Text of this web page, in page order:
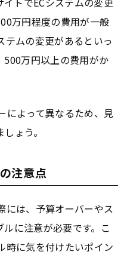
万円程度の費用が一般
テムの変更があるといっ
500万円以上の費用がか
によって異なるため、見
ょう。
注意点
には、予算オーバーやス
に注意が必要です。こ
時に気を付けたいポイン